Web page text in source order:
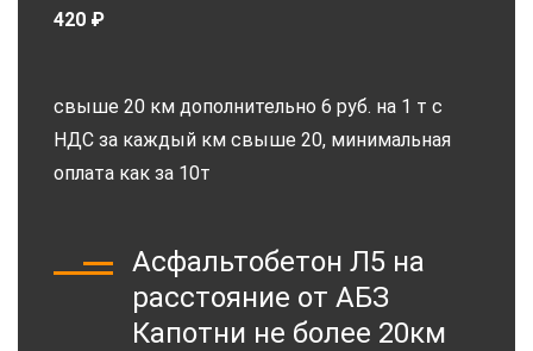
420 ₽
свыше 20 км дополнительно 6 руб. на 1 т с
НДС за каждый км свыше 20, минимальная
оплата как за 10т
Асфальтобетон Л5 на
расстояние от АБЗ
Капотни не более 20км